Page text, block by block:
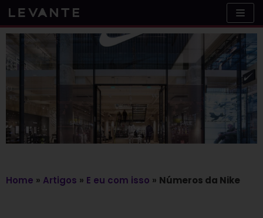
Skip
to
Home » Artigos » E eu com isso » Números da Nike